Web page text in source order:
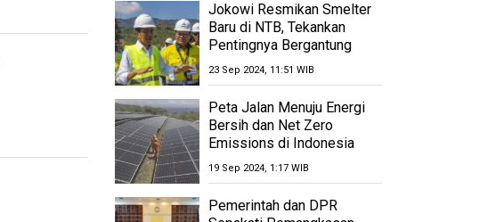
Jokowi Resmikan Smelter
Baru di NTB, Tekankan
Pentingnya Bergantung
Pada Produksi
23 Sep 2024, 11:51 WIB
Peta Jalan Menuju Energi
Bersih dan Net Zero
Emissions di Indonesia
pada 2060
19 Sep 2024, 1:17 WIB
Pemerintah dan DPR